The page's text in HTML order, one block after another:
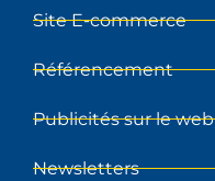
Site E-commerce
Référencement
Publicités sur le web
Newsletters